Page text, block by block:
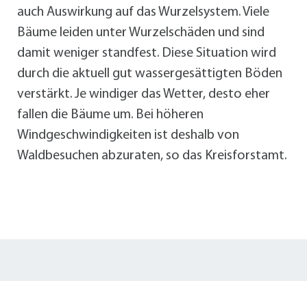
auch Auswirkung auf das Wurzelsystem. Viele
Bäume leiden unter Wurzelschäden und sind
damit weniger standfest. Diese Situation wird
durch die aktuell gut wassergesättigten Böden
verstärkt. Je windiger das Wetter, desto eher
fallen die Bäume um. Bei höheren
Windgeschwindigkeiten ist deshalb von
Waldbesuchen abzuraten, so das Kreisforstamt.